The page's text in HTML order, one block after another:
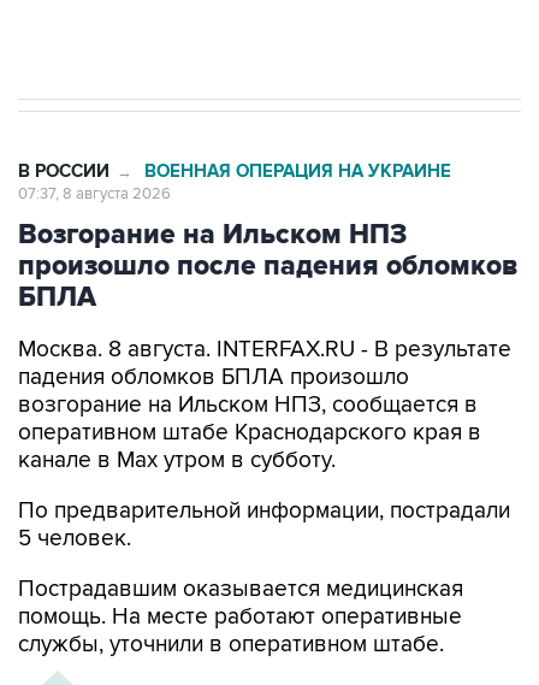
В РОССИИ → ВОЕННАЯ ОПЕРАЦИЯ НА УКРАИНЕ
07:37, 8 августа 2026
Возгорание на Ильском НПЗ
произошло после падения обломков
БПЛА
Москва. 8 августа. INTERFAX.RU - В результате
падения обломков БПЛА произошло
возгорание на Ильском НПЗ, сообщается в
оперативном штабе Краснодарского края в
канале в Max утром в субботу.
По предварительной информации, пострадали
5 человек.
Пострадавшим оказывается медицинская
помощь. На месте работают оперативные
службы, уточнили в оперативном штабе.